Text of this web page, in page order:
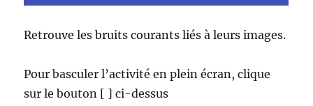
Retrouve les bruits courants liés à leurs images.
Pour basculer l’activité en plein écran, clique
sur le bouton [ ] ci-dessus